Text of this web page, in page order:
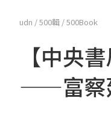
udn /500輯 /500Book
【中央
——富察